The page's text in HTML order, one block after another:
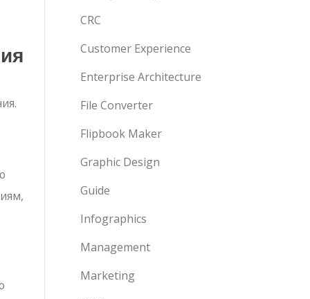
CRC
Customer Experience
Enterprise Architecture
File Converter
Flipbook Maker
Graphic Design
Guide
Infographics
Management
Marketing